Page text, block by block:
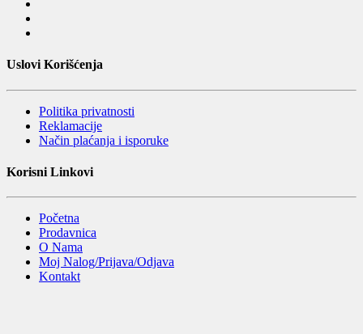
Uslovi Korišćenja
Politika privatnosti
Reklamacije
Način plaćanja i isporuke
Korisni Linkovi
Početna
Prodavnica
O Nama
Moj Nalog/Prijava/Odjava
Kontakt